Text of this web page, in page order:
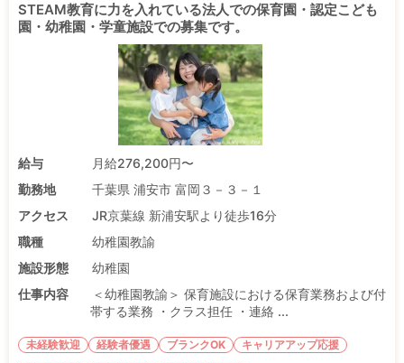
STEAM教育に力を入れている法人での保育園・認定こども
園・幼稚園・学童施設での募集です。
給与
月給276,200円〜
勤務地
千葉県 浦安市 富岡３－３－１
アクセス
JR京葉線 新浦安駅より徒歩16分
職種
幼稚園教諭
施設形態
幼稚園
仕事内容
＜幼稚園教諭＞ 保育施設における保育業務および付
帯する業務 ・クラス担任 ・連絡 ...
未経験歓迎 経験者優遇 ブランクOK
キャリアアップ応援